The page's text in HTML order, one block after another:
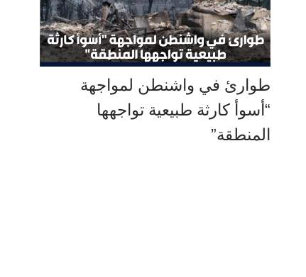
طوارئ في واشنطن لمواجهة
“أسوأ كارثة طبيعية تواجهها
المنطقة”